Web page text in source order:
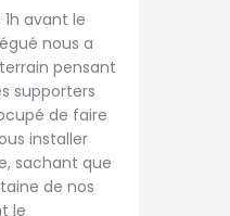
avant le
nous a
pensant
supporters
de faire
installer
sachant que
de nos
le